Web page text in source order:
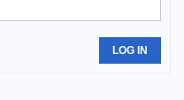
LOG IN